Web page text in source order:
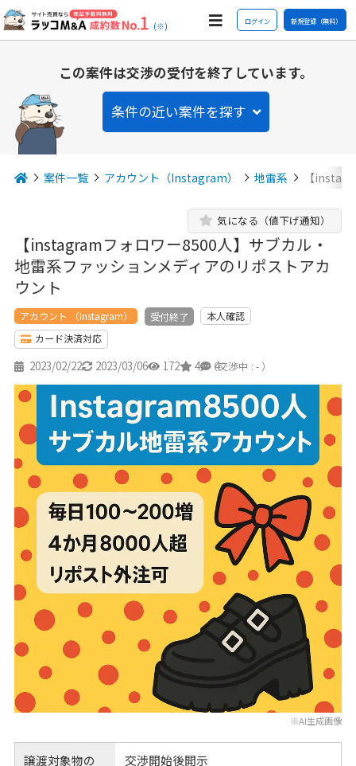
(※) ログイン 新規登録（無料）
この案件は交渉の受付を終了しています。
条件の近い案件を探す
案件一覧 アカウント（Instagram） 地雷系 【
【instagramフォロワー8500人】サブカル・
地雷系ファッションメディアのリポストアカ
ウント
気になる（値下げ通知）
アカウント （Instagram） 受付終了
本人確認
カード決済対応
2023/02/22 2023/03/06 172 4 4
（交渉中 : - ）
※AI生成画像
譲渡対象物の
交渉開始後開示